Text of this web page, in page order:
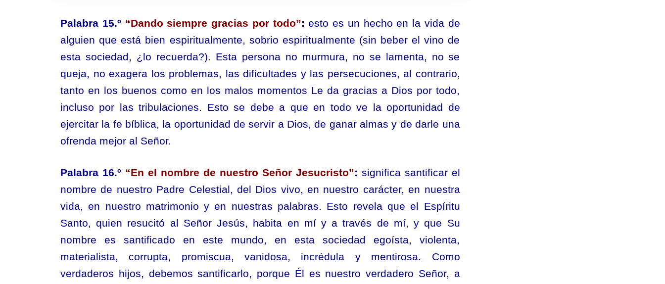
Un
Apartado?
–
Parte
5
Palabra 15.º “Dando siempre gracias por todo”: esto es un hecho en la vida de
alguien que está bien espiritualmente, sobrio espiritualmente (sin beber el vino de
esta sociedad, ¿lo recuerda?). Esta persona no murmura, no se lamenta, no se
queja, no exagera los problemas, las dificultades y las persecuciones, al contrario,
tanto en los buenos como en los malos momentos Le da gracias a Dios por todo,
incluso por las tribulaciones. Esto se debe a que en todo ve la oportunidad de
ejercitar la fe bíblica, la oportunidad de servir a Dios, de ganar almas y de darle una
ofrenda mejor al Señor.
Palabra 16.º “En el nombre de nuestro Señor Jesucristo”: significa santificar el
nombre de nuestro Padre Celestial, del Dios vivo, en nuestro carácter, en nuestra
vida, en nuestro matrimonio y en nuestras palabras. Esto revela que el Espíritu
Santo, quien resucitó al Señor Jesús, habita en mí y a través de mí, y que Su
nombre es santificado en este mundo, en esta sociedad egoísta, violenta,
materialista, corrupta, promiscua, vanidosa, incrédula y mentirosa. Como
verdaderos hijos, debemos santificarlo, porque Él es nuestro verdadero Señor, a